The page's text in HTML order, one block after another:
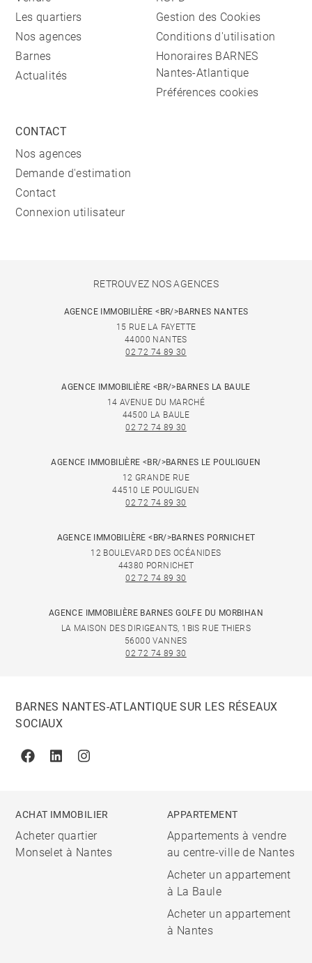
Les quartiers
Nos agences
Barnes
Actualités
Gestion des Cookies
Conditions d'utilisation
Honoraires BARNES
Nantes-Atlantique
Préférences cookies
CONTACT
Nos agences
Demande d'estimation
Contact
Connexion utilisateur
RETROUVEZ NOS AGENCES
AGENCE IMMOBILIÈRE <BR/>BARNES NANTES
15 RUE LA FAYETTE
44000 NANTES
02 72 74 89 30
AGENCE IMMOBILIÈRE <BR/>BARNES LA BAULE
14 AVENUE DU MARCHÉ
44500 LA BAULE
02 72 74 89 30
AGENCE IMMOBILIÈRE <BR/>BARNES LE POULIGUEN
12 GRANDE RUE
44510 LE POULIGUEN
02 72 74 89 30
AGENCE IMMOBILIÈRE <BR/>BARNES PORNICHET
12 BOULEVARD DES OCÉANIDES
44380 PORNICHET
02 72 74 89 30
AGENCE IMMOBILIÈRE BARNES GOLFE DU MORBIHAN
LA MAISON DES DIRIGEANTS, 1BIS RUE THIERS
56000 VANNES
02 72 74 89 30
BARNES NANTES-ATLANTIQUE SUR LES RÉSEAUX
SOCIAUX
FacebookLinkedinInstagram
ACHAT IMMOBILIER
Acheter quartier
Monselet à Nantes
APPARTEMENT
Appartements à vendre
au centre-ville de Nantes
Acheter un appartement
à La Baule
Acheter un appartement
à Nantes